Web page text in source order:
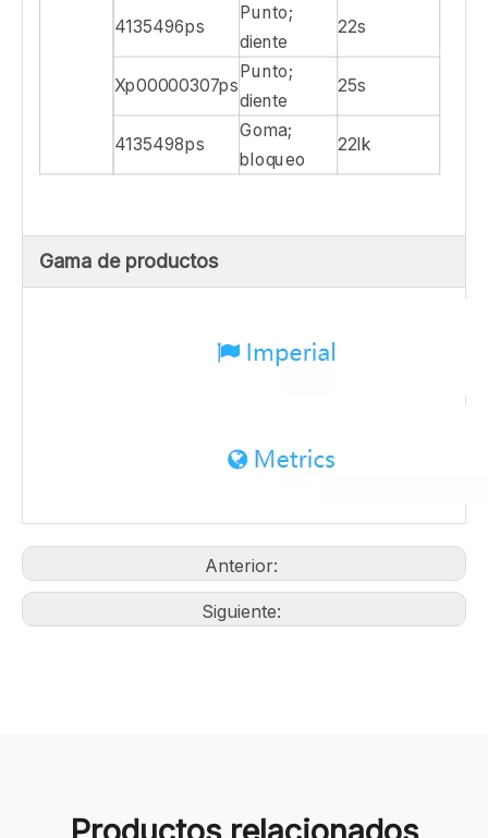
4135496ps
Punto;
diente
22s
Xp00000307ps
Punto;
diente
25s
4135498ps
Goma;
bloqueo
22lk
Gama de productos
Anterior:
Siguiente: